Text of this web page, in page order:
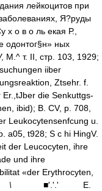
лейкоцитов при
Я?руды
х о в о ль екая Р.,
одонтог§н» ных
М.^ т. II, стр. 103, 1929;
iiber
Ztsehr. f.
die Senkuttgs-
ibid); B. CV, p. 708,
Leukocytensenfcung u.
a05, t928; S с hi HingV.
der Leucocyten, ihre
und ihre
«der Erythrocyten,
\ ■'.'.'
E.